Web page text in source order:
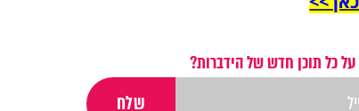
כל תוכן חדש של הידברות?